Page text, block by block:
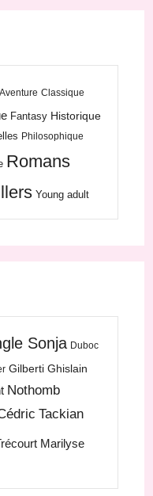
Aventure Classique
Fantasy Historique
Philosophique
Romans
Young adult
Sonja Duboc
Gilberti Ghislain
Nothomb
Tackian
Marilyse